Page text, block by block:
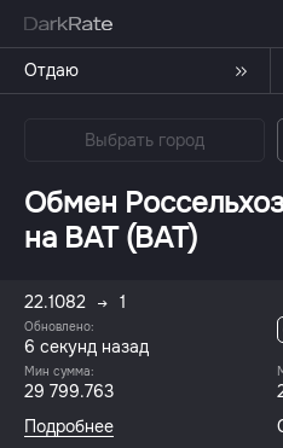
Отдаю
Выбрать город
Обмен
на BAT (BAT)
22.1082 1
Обновлено:
7 секунд назад
Мин сумма:
29 799.763
Подробнее